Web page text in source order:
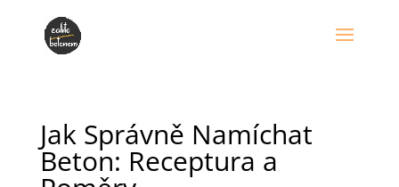
Jak Správně Namíchat
Beton: Receptura a